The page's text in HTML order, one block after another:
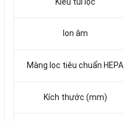
Ion âm
Màng lọc tiêu chuẩn HEPA
Kích thước (mm)